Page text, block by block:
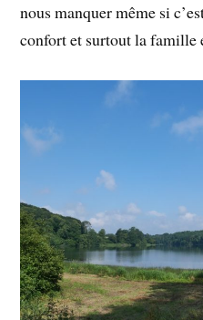
nous manquer même si
confort et surtout la famille